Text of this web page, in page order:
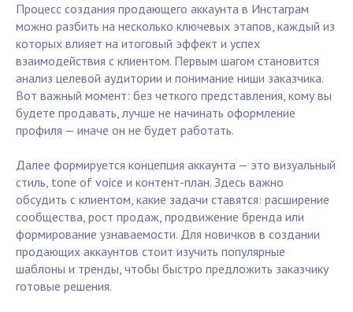
Процесс создания продающего аккаунта в Инстаграм
можно разбить на несколько ключевых этапов, каждый из
которых влияет на итоговый эффект и успех
взаимодействия с клиентом. Первым шагом становится
анализ целевой аудитории и понимание ниши заказчика.
Вот важный момент: без четкого представления, кому вы
будете продавать, лучше не начинать оформление
профиля — иначе он не будет работать.
Далее формируется концепция аккаунта — это визуальный
стиль, tone of voice и контент-план. Здесь важно
обсудить с клиентом, какие задачи ставятся: расширение
сообщества, рост продаж, продвижение бренда или
формирование узнаваемости. Для новичков в создании
продающих аккаунтов стоит изучить популярные
шаблоны и тренды, чтобы быстро предложить заказчику
готовые решения.